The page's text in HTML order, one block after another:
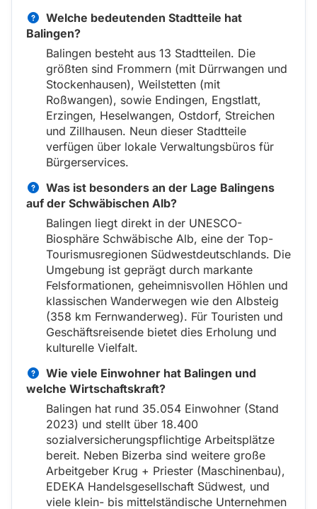
Welche bedeutenden Stadtteile hat
Balingen?
Balingen besteht aus 13 Stadtteilen. Die
größten sind Frommern (mit Dürrwangen und
Stockenhausen), Weilstetten (mit
Roßwangen), sowie Endingen, Engstlatt,
Erzingen, Heselwangen, Ostdorf, Streichen
und Zillhausen. Neun dieser Stadtteile
verfügen über lokale Verwaltungsbüros für
Bürgerservices.
Was ist besonders an der Lage Balingens
auf der Schwäbischen Alb?
Balingen liegt direkt in der UNESCO-
Biosphäre Schwäbische Alb, eine der Top-
Tourismusregionen Südwestdeutschlands. Die
Umgebung ist geprägt durch markante
Felsformationen, geheimnisvollen Höhlen und
klassischen Wanderwegen wie den Albsteig
(358 km Fernwanderweg). Für Touristen und
Geschäftsreisende bietet dies Erholung und
kulturelle Vielfalt.
Wie viele Einwohner hat Balingen und
welche Wirtschaftskraft?
Balingen hat rund 35.054 Einwohner (Stand
2023) und stellt über 18.400
sozialversicherungspflichtige Arbeitsplätze
bereit. Neben Bizerba sind weitere große
Arbeitgeber Krug + Priester (Maschinenbau),
EDEKA Handelsgesellschaft Südwest, und
viele klein- bis mittelständische Unternehmen